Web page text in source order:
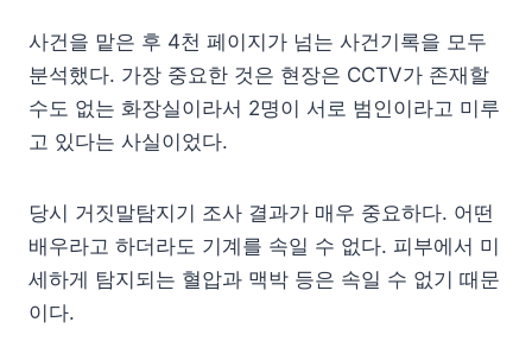
사건을 맡은 후 4천 페이지가 넘는 사건기록을 모두
분석했다. 가장 중요한 것은 현장은 CCTV가 존재할
수도 없는 화장실이라서 2명이 서로 범인이라고 미루
고 있다는 사실이었다.
당시 거짓말탐지기 조사 결과가 매우 중요하다. 어떤
배우라고 하더라도 기계를 속일 수 없다. 피부에서 미
세하게 탐지되는 혈압과 맥박 등은 속일 수 없기 때문
이다.